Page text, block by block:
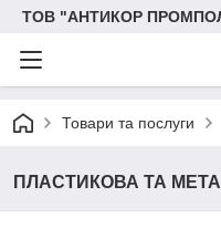
ТОВ "АНТИКОР
Товари та послуги
ПЛАСТИКОВА ТА